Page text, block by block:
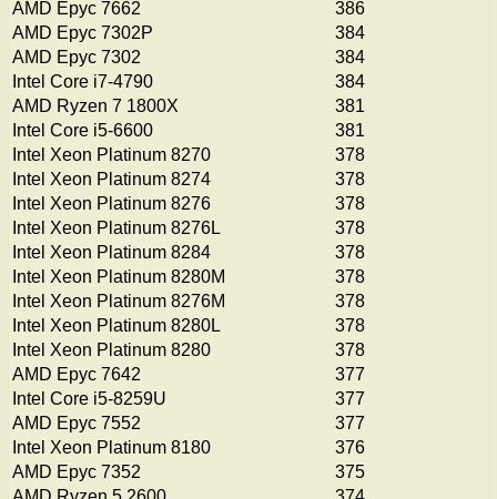
AMD Epyc 7662
386
AMD Epyc 7302P
384
AMD Epyc 7302
384
Intel Core i7-4790
384
AMD Ryzen 7 1800X
381
Intel Core i5-6600
381
Intel Xeon Platinum 8270
378
Intel Xeon Platinum 8274
378
Intel Xeon Platinum 8276
378
Intel Xeon Platinum 8276L
378
Intel Xeon Platinum 8284
378
Intel Xeon Platinum 8280M
378
Intel Xeon Platinum 8276M
378
Intel Xeon Platinum 8280L
378
Intel Xeon Platinum 8280
378
AMD Epyc 7642
377
Intel Core i5-8259U
377
AMD Epyc 7552
377
Intel Xeon Platinum 8180
376
AMD Epyc 7352
375